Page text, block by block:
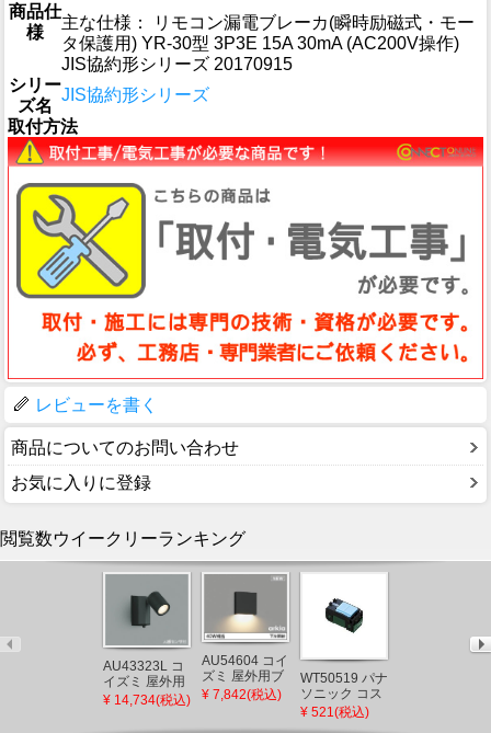
商品仕
様
主な仕様： リモコン漏電ブレーカ(瞬時励磁式・モー
タ保護用) YR-30型 3P3E 15A 30mA (AC200V操作)
JIS協約形シリーズ 20170915
シリー
ズ名
JIS協約形シリーズ
取付方法
レビューを書く
商品についてのお問い合わせ
お気に入りに登録
閲覧数ウイークリーランキング
AU43323L コ
イズミ 屋外用
スポットライ
ト LED（電球
¥ 14,734(税込)
AU54604 コイ
ズミ 屋外用ブ
ラケットライ
ト ブラック
¥ 7,842(税込)
WT50519 パナ
ソニック コス
モシリーズワ
¥ 521(税込)